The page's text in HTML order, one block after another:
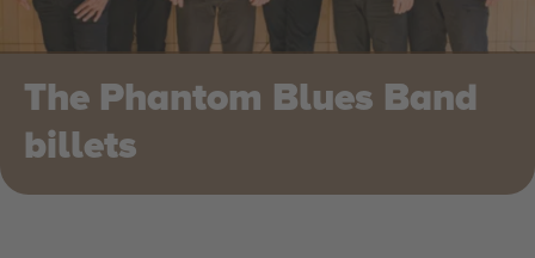
The Phantom Blues Band
billets